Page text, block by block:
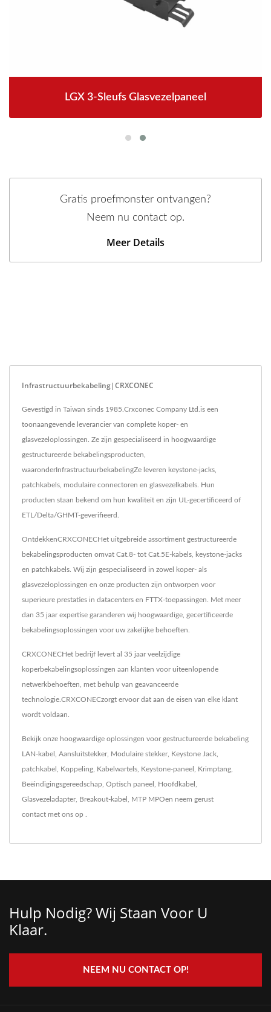
LGX 3-Sleufs Glasvezelpaneel
Gratis proefmonster ontvangen?
Neem nu contact op.
Meer Details
Infrastructuurbekabeling|CRXCONEC
Gevestigd in Taiwan sinds 1985.Crxconec Company Ltd.is een
toonaangevende leverancier van complete koper- en
glasvezeloplossingen. Ze zijn gespecialiseerd in hoogwaardige
gestructureerde bekabelingsproducten,
waaronderInfrastructuurbekabelingZe leveren keystone-jacks,
patchkabels, modulaire connectoren en glasvezelkabels. Hun
producten staan ​​bekend om hun kwaliteit en zijn UL-gecertificeerd of
ETL/Delta/GHMT-geverifieerd.
OntdekkenCRXCONECHet uitgebreide assortiment gestructureerde
bekabelingsproducten omvat Cat.8- tot Cat.5E-kabels, keystone-jacks
en patchkabels. Wij zijn gespecialiseerd in zowel koper- als
glasvezeloplossingen en onze producten zijn ontworpen voor
superieure prestaties in datacenters en FTTX-toepassingen. Met meer
dan 35 jaar expertise garanderen wij hoogwaardige, gecertificeerde
bekabelingsoplossingen voor uw zakelijke behoeften.
CRXCONECHet bedrijf levert al 35 jaar veelzijdige
koperbekabelingsoplossingen aan klanten voor uiteenlopende
netwerkbehoeften, met behulp van geavanceerde
technologie.CRXCONECzorgt ervoor dat aan de eisen van elke klant
wordt voldaan.
Bekijk onze hoogwaardige oplossingen voor gestructureerde bekabeling
LAN-kabel Aansluitstekker, Modulaire stekker, Keystone Jack
patchkabel Koppeling Kabelwartels Keystone-paneel Krimptang
Beëindigingsgereedschap Optisch paneel Hoofdkabel
Glasvezeladapter, Breakout-kabel MTP MPOen neem gerust
contact met ons op
Hulp Nodig? Wij Staan ​​voor U
Klaar.
NEEM NU CONTACT OP!